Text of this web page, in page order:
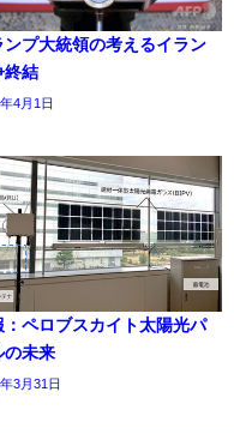
ンプ大統領の考えるイラン
終結
4月1日
：ペロブスカイト太陽光パ
の未来
3月31日